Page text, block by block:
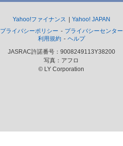
Yahoo!ファイナンス
Yahoo! JAPAN
プライバシーポリシー
プライバシーセンター
利用規約
ヘルプ
JASRAC許諾番号：9008249113Y38200
写真：アフロ
© LY Corporation